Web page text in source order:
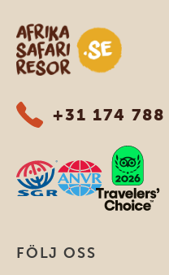
Safari-resor i Afrika
+31 174 788
FÖLJ OSS